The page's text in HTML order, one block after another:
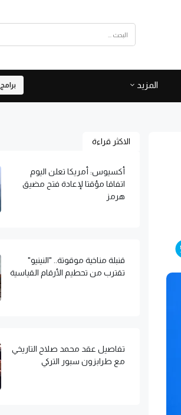
المزيد برامج
الاكثر قراءة
أكسيوس: أمريكا تعلن اليوم
اتفاقا مؤقتا لإعادة فتح مضيق
هرمز
قنبلة مناخية موقوتة.. "النينيو"
تقترب من تحطيم الأرقام القياسية
تفاصيل عقد محمد صلاح التاريخي
مع طرابزون سبور التركي